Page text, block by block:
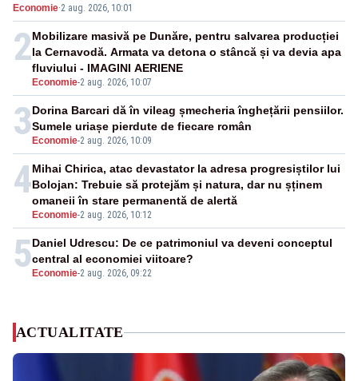
pensii
Economie·2 aug. 2026, 10:01
2
Economie-2 aug. 2026, 10:07
Mobilizare masivă pe Dunăre, pentru salvarea producției
la Cernavodă. Armata va detona o stâncă și va devia apa
fluviului - IMAGINI AERIENE
3 Economie-2 aug. 2026, 10:09
Dorina Barcari dă în vileag șmecheria înghețării pensiilor.
Sumele uriașe pierdute de fiecare român
4
Economie-2 aug. 2026, 10:12
Mihai Chirica, atac devastator la adresa progresiștilor lui
Bolojan: Trebuie să protejăm și natura, dar nu șținem
omaneii în stare permanentă de alertă
5 Economie-2 aug. 2026, 09:22
Daniel Udrescu: De ce patrimoniul va deveni conceptul
central al economiei viitoare?
ACTUALITATE